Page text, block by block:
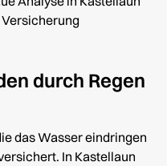
durch Regen
das Wasser eindringen
In Kastellaun